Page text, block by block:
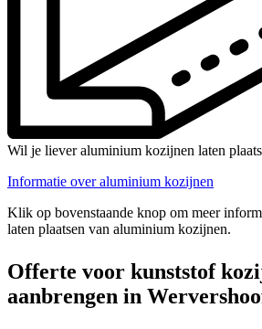
Wil je liever aluminium kozijnen laten
Informatie over aluminium kozijnen
Klik op bovenstaande knop om meer
laten plaatsen van aluminium kozijnen.
Offerte voor kunststof
aanbrengen in